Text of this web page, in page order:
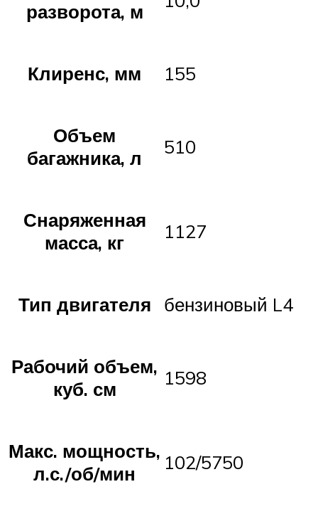
разворота, м
Клиренс, мм 155
Объем
багажника, л
510
Снаряженная
масса, кг
1127
Тип двигателя бензиновый L4
Рабочий объем,
куб. см
1598
Макс. мощность,
л.с./об/мин
102/5750